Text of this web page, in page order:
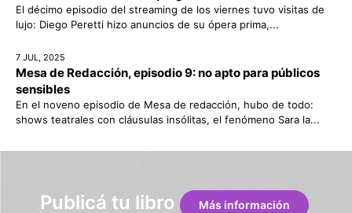
El décimo episodio del streaming de los viernes tuvo visitas de
lujo: Diego Peretti hizo anuncios de su ópera prima,...
7 JUL, 2025
Mesa de Redacción, episodio 9: no apto para públicos
sensibles
En el noveno episodio de Mesa de redacción, hubo de todo:
shows teatrales con cláusulas insólitas, el fenómeno Sara la...
Publicá tu libro
Más información